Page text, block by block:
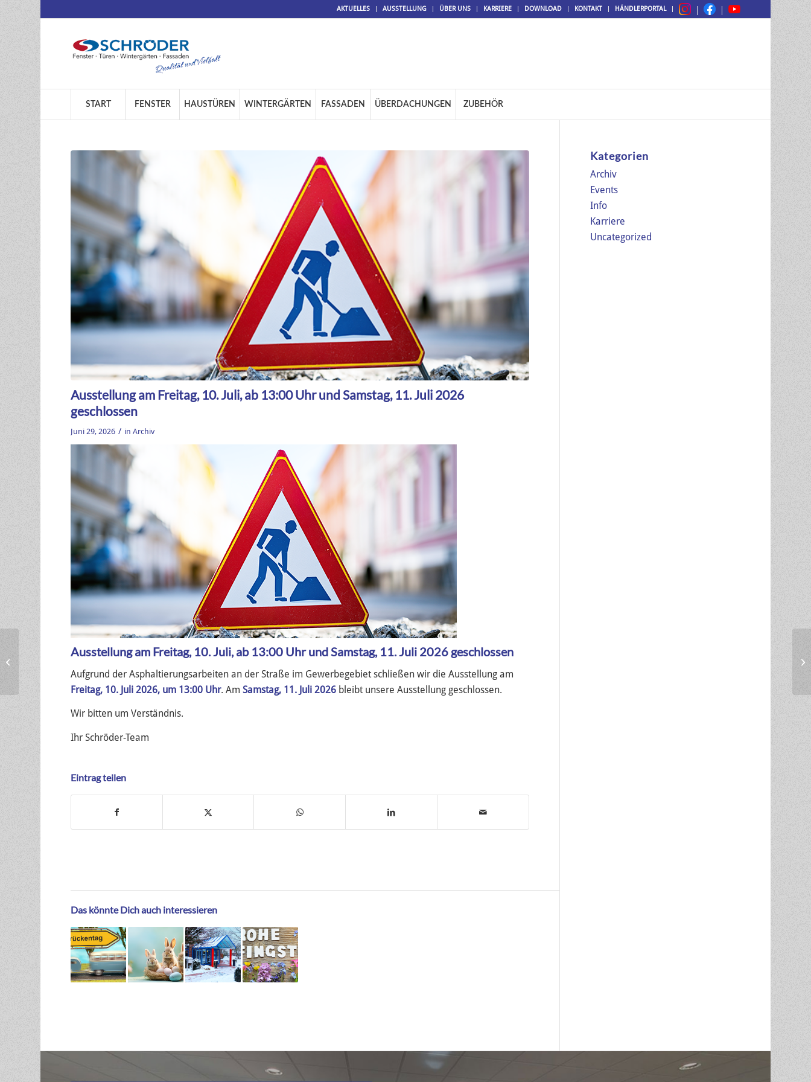
AKTUELLES AUSSTELLUNG ÜBER UNS KARRIERE DOWNLOAD KONTAKT HÄNDLERPORTAL
START FENSTER HAUSTÜREN WINTERGÄRTEN FASSADEN ÜBERDACHUNGEN ZUBEHÖR
Ausstellung am Freitag, 10. Juli, ab 13:00 Uhr und Samstag, 11. Juli 2026
geschlossen
Juni 29, 2026 / inArchiv
Ausstellung am Freitag, 10. Juli, ab 13:00 Uhr und Samstag, 11. Juli 2026 geschlossen
Aufgrund der Asphaltierungsarbeiten an der Straße im Gewerbegebiet schließen wir die Ausstellung am
Freitag, 10. Juli 2026, um 13:00 Uhr. AmSamstag, 11. Juli 2026 bleibt unsere Ausstellung geschlossen.
Wir bitten um Verständnis.
Ihr Schröder-Team
Eintrag teilen
Das könnte Dich auch interessieren
Kategorien
Archiv
Events
Info
Karriere
Uncategorized
Azubis gesucht – Jetzt